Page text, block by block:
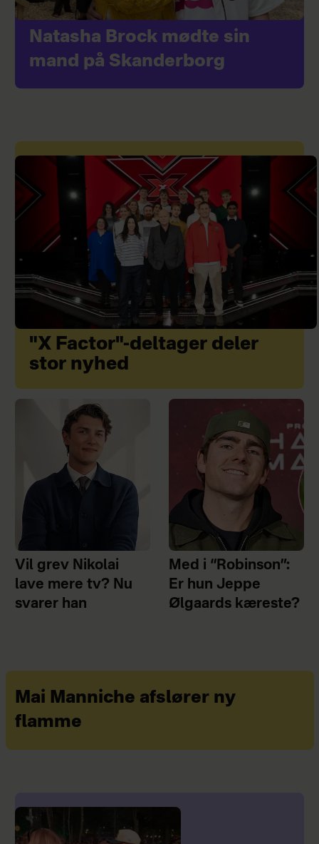
Natasha Brock mødte sin
mand på Skanderborg
"X Factor"-deltager deler
stor nyhed
Vil grev Nikolai
lave mere tv? Nu
svarer han
Med i “Robinson”:
Er hun Jeppe
Ølgaards kæreste?
Mai Manniche afslører ny
flamme